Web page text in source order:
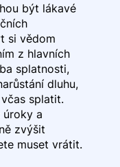
být lákavé
si vědom
z hlavních
splatnosti,
dluhu,
splatit.
úroky a
zvýšit
muset vrátit.